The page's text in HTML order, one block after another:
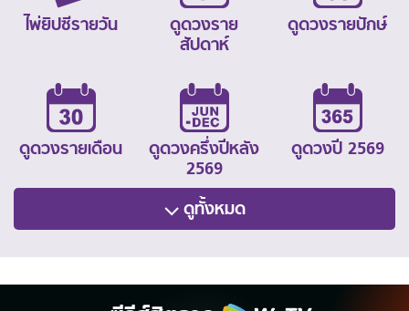
ไพ่ยิปซีรายวัน
ดูดวงราย
สัปดาห์
ดูดวงรายปักษ์
ดูดวงรายเดือน
ดูดวงครึ่งปีหลัง
2569
ดูดวงปี 2569
ดูทั้งหมด